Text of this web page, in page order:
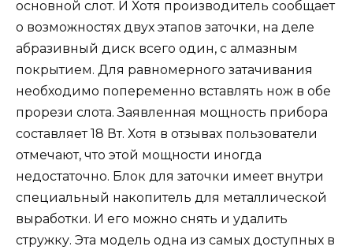
основной слот. И Хотя производитель сообщает
о возможностях двух этапов заточки, на деле
абразивный диск всего один, с алмазным
покрытием. Для равномерного затачивания
необходимо попеременно вставлять нож в обе
прорези слота. Заявленная мощность прибора
составляет 18 Вт. Хотя в отзывах пользователи
отмечают, что этой мощности иногда
недостаточно. Блок для заточки имеет внутри
специальный накопитель для металлической
выработки. И его можно снять и удалить
стружку. Эта модель одна из самых доступных в